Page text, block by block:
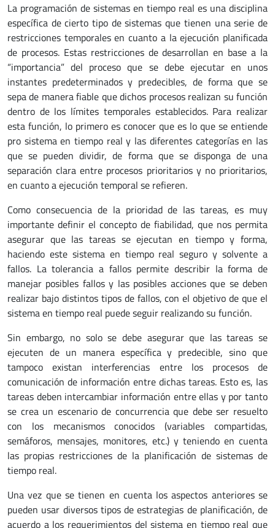
La programación de sistemas en tiempo real es una disciplina
específica de cierto tipo de sistemas que tienen una serie de
restricciones temporales en cuanto a la ejecución planificada
de procesos. Estas restricciones de desarrollan en base a la
“importancia” del proceso que se debe ejecutar en unos
instantes predeterminados y predecibles, de forma que se
sepa de manera fiable que dichos procesos realizan su función
dentro de los límites temporales establecidos. Para realizar
esta función, lo primero es conocer que es lo que se entiende
pro sistema en tiempo real y las diferentes categorías en las
que se pueden dividir, de forma que se disponga de una
separación clara entre procesos prioritarios y no prioritarios,
en cuanto a ejecución temporal se refieren.
Como consecuencia de la prioridad de las tareas, es muy
importante definir el concepto de fiabilidad, que nos permita
asegurar que las tareas se ejecutan en tiempo y forma,
haciendo este sistema en tiempo real seguro y solvente a
fallos. La tolerancia a fallos permite describir la forma de
manejar posibles fallos y las posibles acciones que se deben
realizar bajo distintos tipos de fallos, con el objetivo de que el
sistema en tiempo real puede seguir realizando su función.
Sin embargo, no solo se debe asegurar que las tareas se
ejecuten de un manera específica y predecible, sino que
tampoco existan interferencias entre los procesos de
comunicación de información entre dichas tareas. Esto es, las
tareas deben intercambiar información entre ellas y por tanto
se crea un escenario de concurrencia que debe ser resuelto
con los mecanismos conocidos (variables compartidas,
semáforos, mensajes, monitores, etc.) y teniendo en cuenta
las propias restricciones de la planificación de sistemas de
tiempo real.
Una vez que se tienen en cuenta los aspectos anteriores se
pueden usar diversos tipos de estrategias de planificación, de
acuerdo a los requerimientos del sistema en tiempo real que